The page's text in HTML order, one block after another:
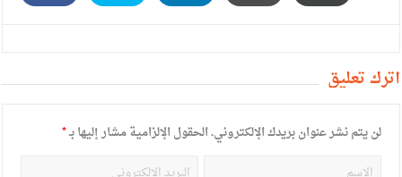
أترك تعليق
لن يتم نشر عنوان بريدك الإلكتروني.الحقول الإلزامية مشار إليها بـ*